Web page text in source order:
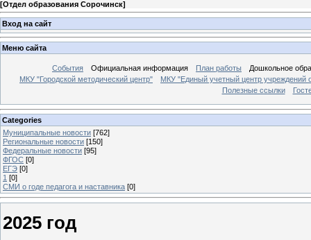
[Отдел образования Сорочинск]
Вход на сайт
Меню сайта
События Официальная информация План работы
Дошкольное
МКУ "Городской методический центр"
МКУ "Единый учетный центр учреждений
Полезные ссылки
Categories
Муниципальные новости [762]
Региональные новости [150]
Федеральные новости [95]
ФГОС [0]
ЕГЭ [0]
1 [0]
СМИ о годе педагога и наставника [0]
2025 год